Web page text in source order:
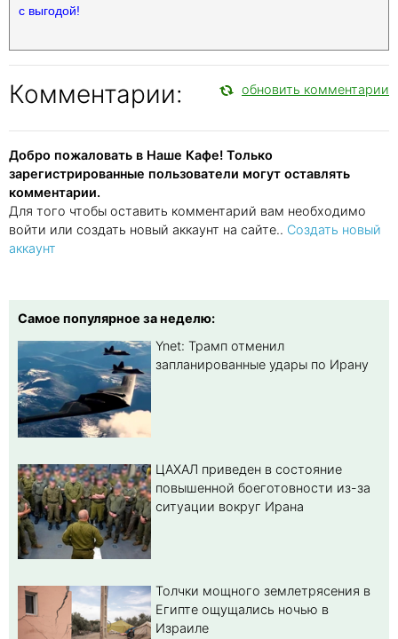
с выгодой!
Комментарии: обновить комментарии
Добро пожаловать в Наше Кафе! Только
зарегистрированные пользователи могут оставлять
комментарии.
Для того чтобы оставить комментарий вам необходимо
войти или создать новый аккаунт на сайте.. Создать новый
аккаунт
Самое популярное за неделю:
Ynet: Трамп отменил
запланированные удары по Ирану
ЦАХАЛ приведен в состояние
повышенной боеготовности из-за
ситуации вокруг Ирана
Толчки мощного землетрясения в
Египте ощущались ночью в
Израиле